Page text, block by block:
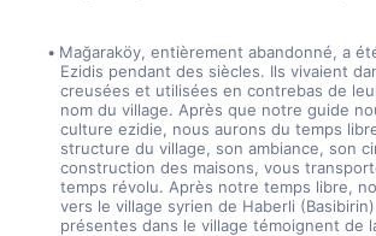
Mağaraköy, entièrement abandonné, a
Ezidis pendant des siècles. Ils vivaient
creusées et utilisées en contrebas de
nom du village. Après que notre guide
culture ezidie, nous aurons du temps
structure du village, son ambiance, son
construction des maisons, vous
temps révolu. Après notre temps libre,
vers le village syrien de Haberli
présentes dans le village témoignent de